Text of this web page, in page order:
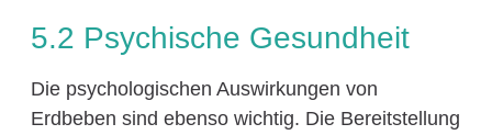
5.2 Psychische Gesundheit
Die psychologischen Auswirkungen von
Erdbeben sind ebenso wichtig. Die Bereitstellung